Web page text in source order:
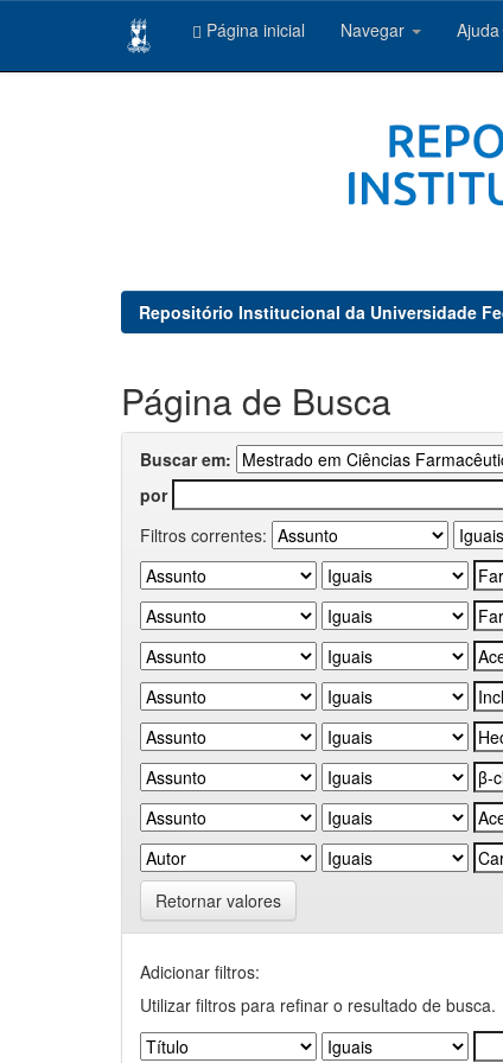
Página inicial Navegar Ajuda
Repositório Institucional da Universidade
Página de Busca
Buscar em:
por
Filtros correntes:
Retornar valores
Adicionar filtros:
Utilizar filtros para refinar o resultado de busca.